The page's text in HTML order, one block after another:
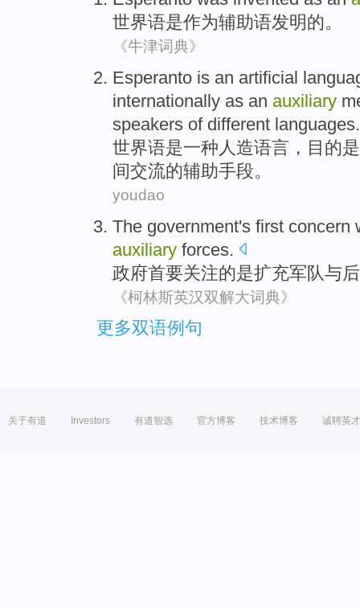
世界语是作为辅助语发明的。
《牛津词典》
Esperanto is an artificial
internationally as an auxiliary
speakers of different languages.
世界语是一种 人造语言 ， 目的
间交流的辅助手段。
youdao
The government's first concern
auxiliary forces.
政府首要关注的是扩充军队与
《柯林斯英汉双解大词典》
更多双语例句
关于有道 Investors 有道智选 官方博客 技术博客 诚聘英才